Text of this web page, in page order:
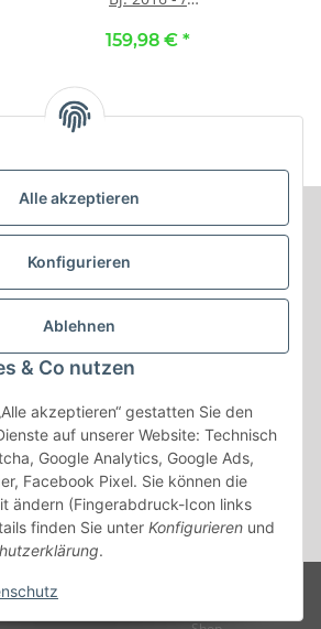
Alle akzeptieren
Konfigurieren
Ablehnen
& Co nutzen
akzeptieren“ gestatten Sie den
auf unserer Website: Technisch
Google Analytics, Google Ads,
Facebook Pixel. Sie können die
ändern (Fingerabdruck-Icon links
finden Sie unter Konfigurieren und
.
Rücksitzbezug 2. + 3.
Einzelsitz) :: 133. Stoff
Milano-schwarz / Stoff
159,98 € *
USt., zzgl.